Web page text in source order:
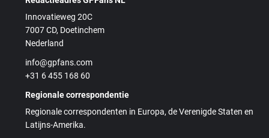
Innovatieweg 20C
7007 CD, Doetinchem
Nederland
info@gpfans.com
+31 6 455 168 60
Regionale correspondentie
Regionale correspondenten in Europa, de Verenigde Staten en
Latijns-Amerika.